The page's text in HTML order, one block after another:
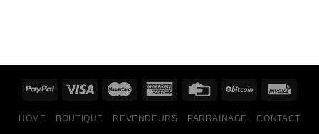
HOME BOUTIQUE REVENDEURS PARRAINAGE CONTACT